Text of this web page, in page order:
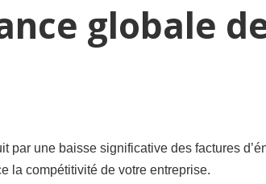
globale
par une baisse significative des factures
la compétitivité de votre entreprise.